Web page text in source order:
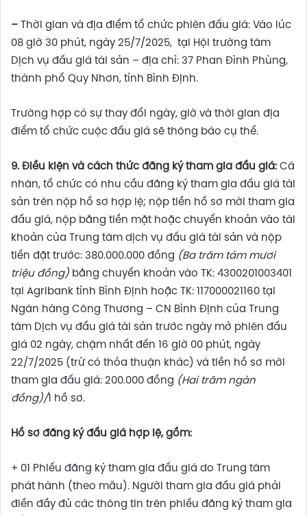
– Thời gian và địa điểm tổ chức phiên đấu giá: Vào lúc
08 giờ 30 phút, ngày 25/7/2025, tại Hội trường tâm
Dịch vụ đấu giá tài sản – địa chỉ: 37 Phan Đình Phùng,
thành phố Quy Nhơn, tỉnh Bình Định.
Trường hợp có sự thay đổi ngày, giờ và thời gian địa
điểm tổ chức cuộc đấu giá sẽ thông báo cụ thể.
9. Điều kiện và cách thức đăng kýtham gia đấu giá: Cá
nhân, tổ chức có nhu cầu đăng ký tham gia đấu giá tài
sản trên nộp hồ sơ hợp lệ; nộp tiền hồ sơ mời tham gia
đấu giá, nộp bằng tiền mặt hoặc chuyển khoản vào tài
khoản của Trung tâm dịch vụ đấu giá tài sản và nộp
tiền đặt trước: 380.000.000 đồng (Ba trăm tám mươi
triệu đồng) bằng chuyển khoản vào TK: 4300201003401
tại Agribank tỉnh Bình Định hoặc TK: 117000021160 tại
Ngân hàng Công Thương – CN Bình Định của Trung
tâm Dịch vụ đấu giá tài sản trước ngày mở phiên đấu
giá 02 ngày, chậm nhất đến 16 giờ 00 phút, ngày
22/7/2025 (trừ có thỏa thuận khác) và tiền hồ sơ mời
tham gia đấu giá: 200.000 đồng (Hai trăm ngàn
đồng)/1 hồ sơ.
Hồ sơ đăng ký đấu giá hợp lệ, gồm:
+ 01 Phiếu đăng ký tham gia đấu giá do Trung tâm
phát hành (theo mẫu). Người tham gia đấu giá phải
điền đầy đủ các thông tin trên phiếu đăng ký tham gia